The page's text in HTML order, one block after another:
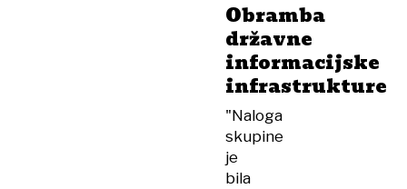
Obramba
državne
informacijske
infrastrukture
"Naloga
skupine
je
bila